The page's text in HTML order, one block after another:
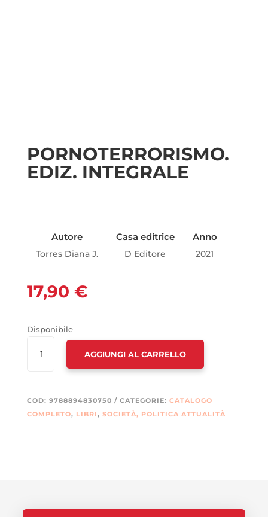
PORNOTERRORISMO.
EDIZ. INTEGRALE
Autore
Torres Diana J.
Casa editrice
D Editore
Anno
2021
17,90 €
Disponibile
PORNOTERRORISMO.
EDIZ.
INTEGRALE
AGGIUNGI AL CARRELLO
COD: 9788894830750 CATEGORIE: CATALOGO
COMPLETO, LIBRI, SOCIETÀ, POLITICA ATTUALITÀ